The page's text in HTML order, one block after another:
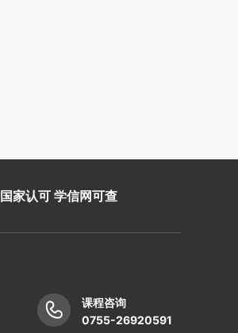
国家认可 学信网可查
课程咨询
0755-26920591